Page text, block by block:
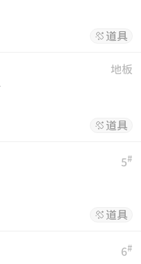
 道具
地板
 道具
5#
 道具
6#